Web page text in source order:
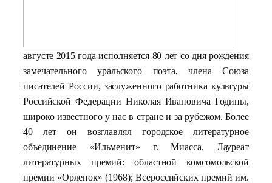
августе 2015 года исполняется 80 лет со дня рождения
замечательного уральского поэта, члена Союза
писателей России, заслуженного работника культуры
Российской Федерации Николая Ивановича Годины,
широко известного у нас в стране и за рубежом. Более
40 лет он возглавлял городское литературное
объединение «Ильменит» г. Миасса. Лауреат
литературных премий: областной комсомольской
премии «Орленок» (1968); Всероссийских премий им.